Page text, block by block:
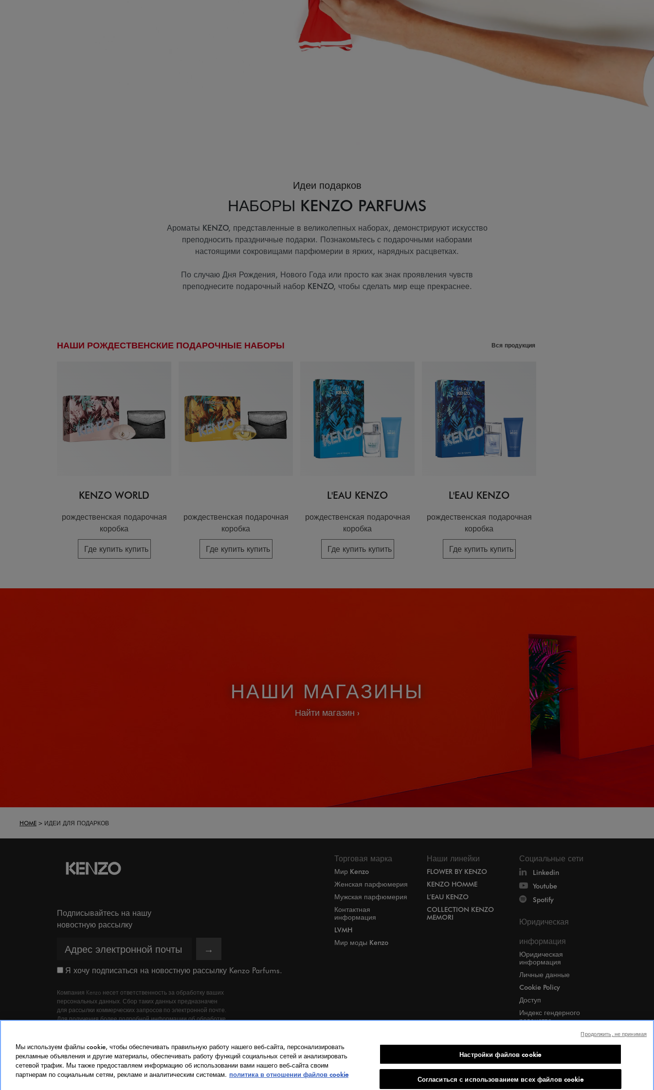
Идеи подарков
НАБОРЫ KENZO PARFUMS
Ароматы KENZO, представленные в великолепных наборах, демонстрируют искусство
преподносить праздничные подарки. Познакомьтесь с подарочными наборами
настоящими сокровищами парфюмерии в ярких, нарядных расцветках.
По случаю Дня Рождения, Нового Года или просто как знак проявления чувств
преподнесите подарочный набор KENZO, чтобы сделать мир еще прекраснее.
НАШИ РОЖДЕСТВЕНСКИЕ ПОДАРОЧНЫЕ НАБОРЫ Вся продукция
KENZO WORLD
рождественская подарочная
коробка
Где купить купить
рождественская подарочная
коробка
Где купить купить
L'EAU KENZO
рождественская подарочная
коробка
Где купить купить
L'EAU KENZO
рождественская подарочная
коробка
Где купить купить
НАШИ МАГАЗИНЫ
Найти магазин
HOME ИДЕИ ДЛЯ ПОДАРКОВ
Подписывайтесь на нашу
новостную рассылку
→
Я хочу подписаться на новостную рассылку Kenzo Parfums.
Компания Kenzo несет ответственность за обработку ваших
персональных данных. Сбор таких данных предназначен
для рассылки коммерческих запросов по электронной почте.
Для получения более подробной информации об обработке
адресу dpo@kenzoparfums.fr
© 2023 KENZO PARFUMS
Торговая марка
Мир Kenzo
Женская парфюмерия
Мужская парфюмерия
Контактная
информация
LVMH
Мир моды Kenzo
Наши линейки
FLOWER BY KENZO
KENZO HOMME
L’EAU KENZO
COLLECTION KENZO
MEMORI
Социальные сети
Linkedin
Youtube
Spotify
Юридическая
информация
Юридическая
информация
Личные данные
Cookie Policy
Доступ
Индекс гендерного
равенства
Candidates Information
Настройки файлов
Мы используем файлы cookie, чтобы обеспечивать правильную работу нашего веб-сайта, персонализировать
рекламные объявления и другие материалы, обеспечивать работу функций социальных сетей и анализировать
сетевой трафик. Мы также предоставляем информацию об использовании вами нашего веб-сайта своим
партнерам по социальным сетям, рекламе и аналитическим системам. политика в отношении файлов cookie
Настройки файлов cookie
Согласиться с использованием всех файлов cookie
Продолжить, не принимая